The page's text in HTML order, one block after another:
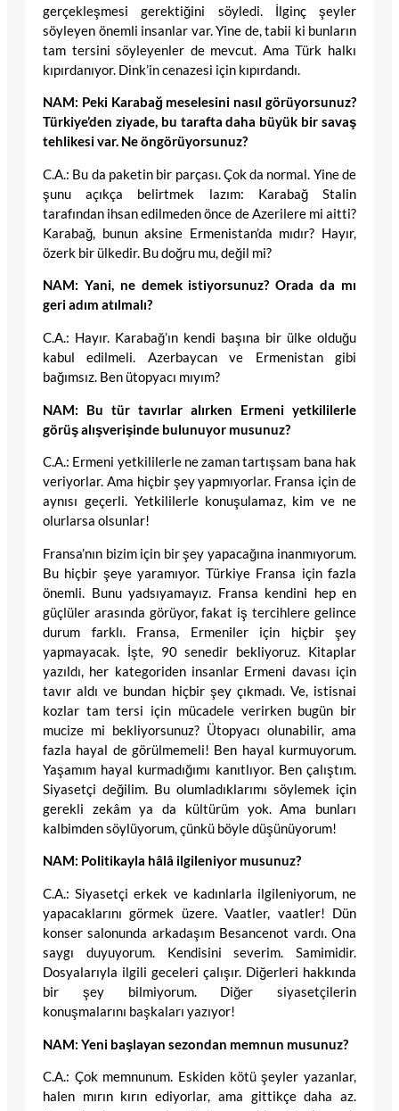
gerçekleşmesi gerektiğini söyledi. İlginç şeyler
söyleyen önemli insanlar var. Yine de, tabii ki bunların
tam tersini söyleyenler de mevcut. Ama Türk halkı
kıpırdanıyor. Dink’in cenazesi için kıpırdandı.
NAM: Peki Karabağ meselesini nasıl görüyorsunuz?
Türkiye’den ziyade, bu tarafta daha büyük bir savaş
tehlikesi var. Ne öngörüyorsunuz?
C.A.: Bu da paketin bir parçası. Çok da normal. Yine de
şunu açıkça belirtmek lazım: Karabağ Stalin
tarafından ihsan edilmeden önce de Azerilere mi aitti?
Karabağ, bunun aksine Ermenistan’da mıdır? Hayır,
özerk bir ülkedir. Bu doğru mu, değil mi?
NAM: Yani, ne demek istiyorsunuz? Orada da mı
geri adım atılmalı?
C.A.: Hayır. Karabağ’ın kendi başına bir ülke olduğu
kabul edilmeli. Azerbaycan ve Ermenistan gibi
bağımsız. Ben ütopyacı mıyım?
NAM: Bu tür tavırlar alırken Ermeni yetkililerle
görüş alışverişinde bulunuyor musunuz?
C.A.: Ermeni yetkililerle ne zaman tartışsam bana hak
veriyorlar. Ama hiçbir şey yapmıyorlar. Fransa için de
aynısı geçerli. Yetkililerle konuşulamaz, kim ve ne
olurlarsa olsunlar!
Fransa’nın bizim için bir şey yapacağına inanmıyorum.
Bu hiçbir şeye yaramıyor. Türkiye Fransa için fazla
önemli. Bunu yadsıyamayız. Fransa kendini hep en
güçlüler arasında görüyor, fakat iş tercihlere gelince
durum farklı. Fransa, Ermeniler için hiçbir şey
yapmayacak. İşte, 90 senedir bekliyoruz. Kitaplar
yazıldı, her kategoriden insanlar Ermeni davası için
tavır aldı ve bundan hiçbir şey çıkmadı. Ve, istisnai
kozlar tam tersi için mücadele verirken bugün bir
mucize mi bekliyorsunuz? Ütopyacı olunabilir, ama
fazla hayal de görülmemeli! Ben hayal kurmuyorum.
Yaşamım hayal kurmadığımı kanıtlıyor. Ben çalıştım.
Siyasetçi değilim. Bu olumladıklarımı söylemek için
gerekli zekâm ya da kültürüm yok. Ama bunları
kalbimden söylüyorum, çünkü böyle düşünüyorum!
NAM: Politikayla hâlâ ilgileniyor musunuz?
C.A.: Siyasetçi erkek ve kadınlarla ilgileniyorum, ne
yapacaklarını görmek üzere. Vaatler, vaatler! Dün
konser salonunda arkadaşım Besancenot vardı. Ona
saygı duyuyorum. Kendisini severim. Samimidir.
Dosyalarıyla ilgili geceleri çalışır. Diğerleri hakkında
bir şey bilmiyorum. Diğer siyasetçilerin
konuşmalarını başkaları yazıyor!
NAM: Yeni başlayan sezondan memnun musunuz?
C.A.: Çok memnunum. Eskiden kötü şeyler yazanlar,
halen mırın kırın ediyorlar, ama gittikçe daha az.